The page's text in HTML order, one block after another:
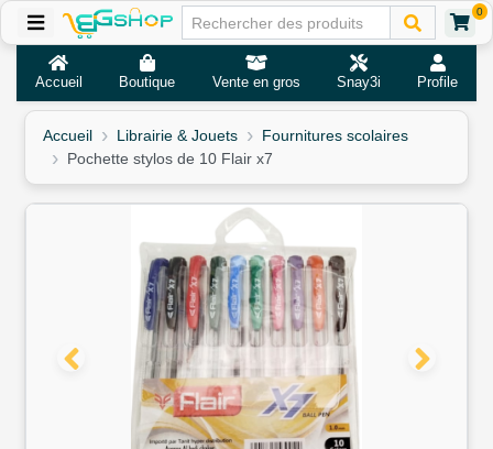
0
Accueil Boutique Vente en gros Snay3i Profile
Accueil Librairie & Jouets
Fournitures scolaires
Pochette stylos de 10 Flair x7